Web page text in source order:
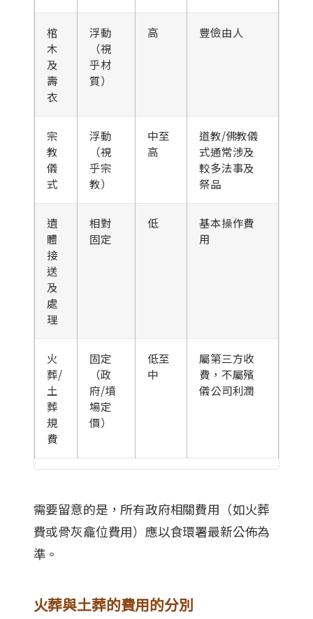
棺
木
及
壽
衣
浮動
（視
乎材
質）
高 豐儉由人
宗
教
儀
式
浮動
（視
乎宗
教）
中至
高
道教/佛教儀
式通常涉及
較多法事及
祭品
遺
體
接
送
及
處
理
相對
固定
低
基本操作費
用
火
葬/
土
葬
規
費
固定
（政
府/墳
場定
價）
低至
中
屬第三方收
費，不屬殯
儀公司利潤
需要留意的是，所有政府相關費用（如火葬
費或骨灰龕位費用）應以食環署最新公佈為
準。
火葬與土葬的費用的分別